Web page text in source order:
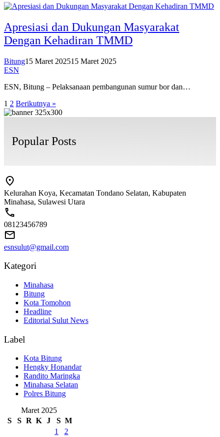
Apresiasi dan Dukungan Masyarakat
Dengan Kehadiran TMMD
Bitung15 Maret 202515 Maret 2025
ESN
ESN, Bitung – Pelaksanaan pembangunan sumur bor dan…
Paginasi
pos
1 2 Berikutnya »
Popular Posts
Kelurahan Koya, Kecamatan Tondano Selatan, Kabupaten
Minahasa, Sulawesi Utara
08123456789
esnsulut@gmail.com
Kategori
Minahasa
Bitung
Kota Tomohon
Headline
Editorial Sulut News
Label
Kota Bitung
Hengky Honandar
Randito Maringka
Minahasa Selatan
Polres Bitung
Maret 2025
S
S R K J S M
1
2